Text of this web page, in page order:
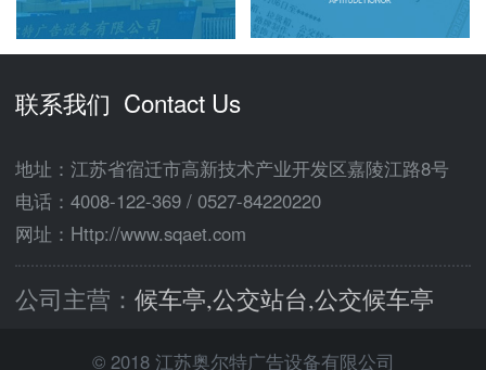
联系我们 Contact Us
地址：江苏省宿迁市高新技术产业开发区嘉陵江路8号
电话： 4008-122-369 / 0527-84220220
网址：Http://www.sqaet.com
公司主营： 候车亭,公交站台,公交候车亭
© 2018 江苏奥尔特广告设备有限公司